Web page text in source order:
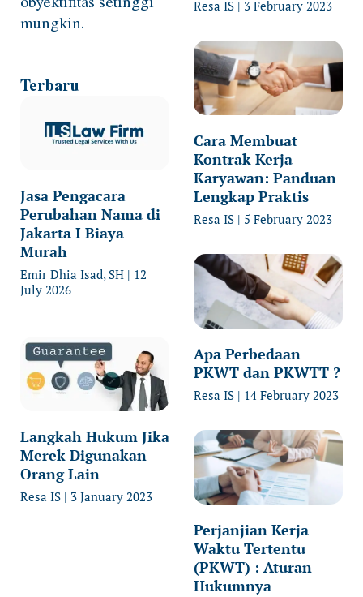
mungkin.
Terbaru
Jasa Pengacara
Perubahan Nama di
Jakarta I Biaya
Murah
Emir Dhia Isad, SH
12
July 2026
Langkah Hukum Jika
Merek Digunakan
Orang Lain
Resa IS 3 January 2023
Resa IS 3 February 2023
Cara Membuat
Kontrak Kerja
Karyawan: Panduan
Lengkap Praktis
Resa IS 5 February 2023
Apa Perbedaan
PKWT dan PKWTT ?
Resa IS 14 February 2023
Perjanjian Kerja
Waktu Tertentu
(PKWT) : Aturan
Hukumnya